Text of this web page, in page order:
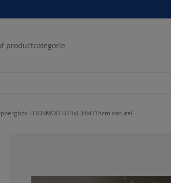
THORMOD B24xL34xH18cm naturel